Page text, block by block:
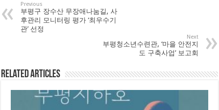
Previous
부평구 장수산 무장애나눔길, 사
후관리 모니터링 평가 ‘최우수기
관’ 선정
Next
부평청소년수련관, ‘마을 안전지
도 구축사업’ 보고회
Related Articles